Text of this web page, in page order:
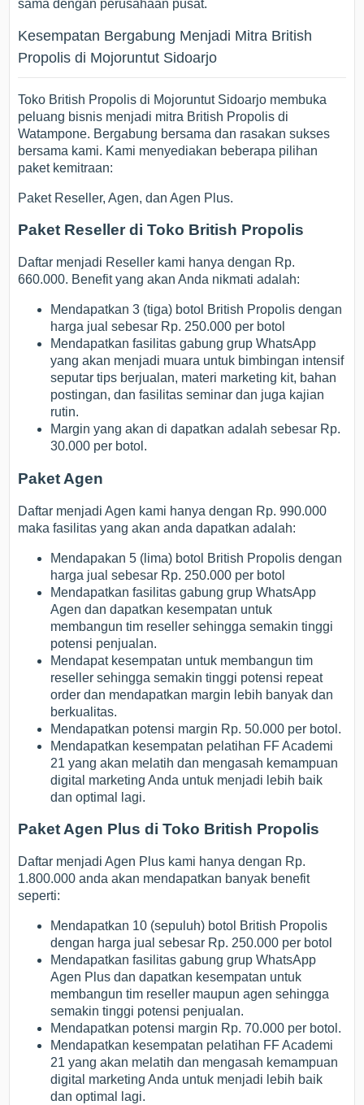
sama dengan perusahaan pusat.
Kesempatan Bergabung Menjadi Mitra British
Propolis di Mojoruntut Sidoarjo
Toko British Propolis di Mojoruntut Sidoarjo membuka
peluang bisnis menjadi mitra British Propolis di
Watampone. Bergabung bersama dan rasakan sukses
bersama kami. Kami menyediakan beberapa pilihan
paket kemitraan:
Paket Reseller, Agen, dan Agen Plus.
Paket Reseller di Toko British Propolis
Daftar menjadi Reseller kami hanya dengan Rp.
660.000. Benefit yang akan Anda nikmati adalah:
Mendapatkan 3 (tiga) botol British Propolis dengan
harga jual sebesar Rp. 250.000 per botol
Mendapatkan fasilitas gabung grup WhatsApp
yang akan menjadi muara untuk bimbingan intensif
seputar tips berjualan, materi marketing kit, bahan
postingan, dan fasilitas seminar dan juga kajian
rutin.
Margin yang akan di dapatkan adalah sebesar Rp.
30.000 per botol.
Paket Agen
Daftar menjadi Agen kami hanya dengan Rp. 990.000
maka fasilitas yang akan anda dapatkan adalah:
Mendapakan 5 (lima) botol British Propolis dengan
harga jual sebesar Rp. 250.000 per botol
Mendapatkan fasilitas gabung grup WhatsApp
Agen dan dapatkan kesempatan untuk
membangun tim reseller sehingga semakin tinggi
potensi penjualan.
Mendapat kesempatan untuk membangun tim
reseller sehingga semakin tinggi potensi repeat
order dan mendapatkan margin lebih banyak dan
berkualitas.
Mendapatkan potensi margin Rp. 50.000 per botol.
Mendapatkan kesempatan pelatihan FF Academi
21 yang akan melatih dan mengasah kemampuan
digital marketing Anda untuk menjadi lebih baik
dan optimal lagi.
Paket Agen Plus di Toko British Propolis
Daftar menjadi Agen Plus kami hanya dengan Rp.
1.800.000 anda akan mendapatkan banyak benefit
seperti:
Mendapatkan 10 (sepuluh) botol British Propolis
dengan harga jual sebesar Rp. 250.000 per botol
Mendapatkan fasilitas gabung grup WhatsApp
Agen Plus dan dapatkan kesempatan untuk
membangun tim reseller maupun agen sehingga
semakin tinggi potensi penjualan.
Mendapatkan potensi margin Rp. 70.000 per botol.
Mendapatkan kesempatan pelatihan FF Academi
21 yang akan melatih dan mengasah kemampuan
digital marketing Anda untuk menjadi lebih baik
dan optimal lagi.